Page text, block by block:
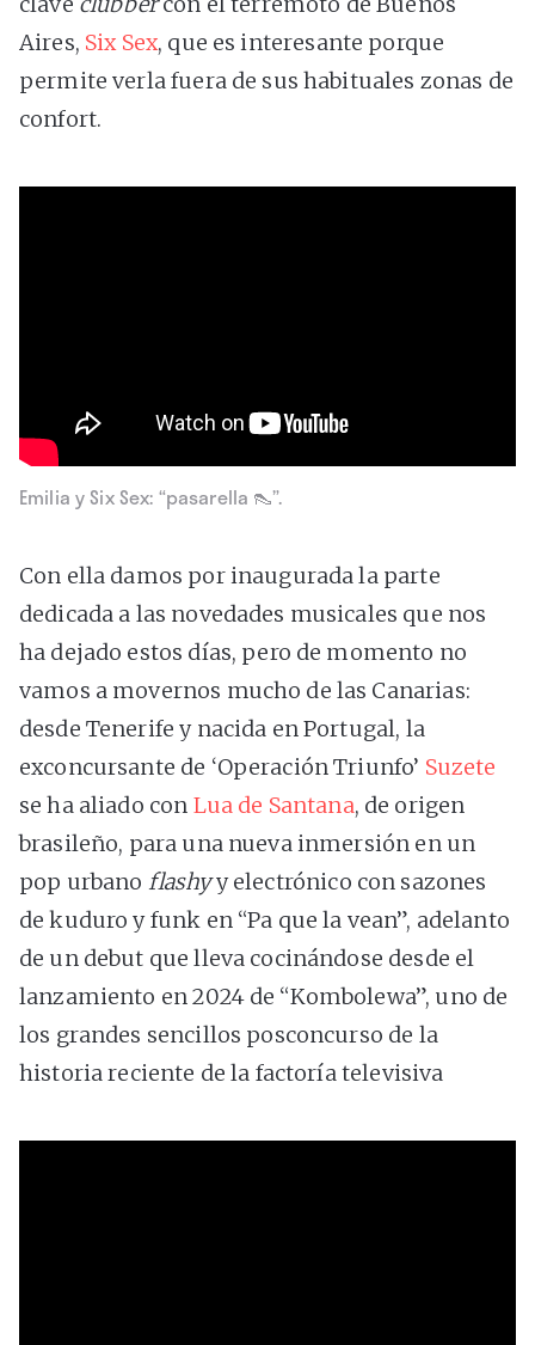
Aires, Six Sex, que es interesante porque
permite verla fuera de sus habituales zonas de
confort.
Emilia y Six Sex: “pasarella 👠”.
Con ella damos por inaugurada la parte
dedicada a las novedades musicales que nos
ha dejado estos días, pero de momento no
vamos a movernos mucho de las Canarias:
desde Tenerife y nacida en Portugal, la
exconcursante de ‘Operación Triunfo’ Suzete
se ha aliado con Lua de Santana, de origen
brasileño, para una nueva inmersión en un
pop urbano flashyy electrónico con sazones
de kuduro y funk en “Pa que la vean”, adelanto
de un debut que lleva cocinándose desde el
lanzamiento en 2024 de “Kombolewa”, uno de
los grandes sencillos posconcurso de la
historia reciente de la factoría televisiva